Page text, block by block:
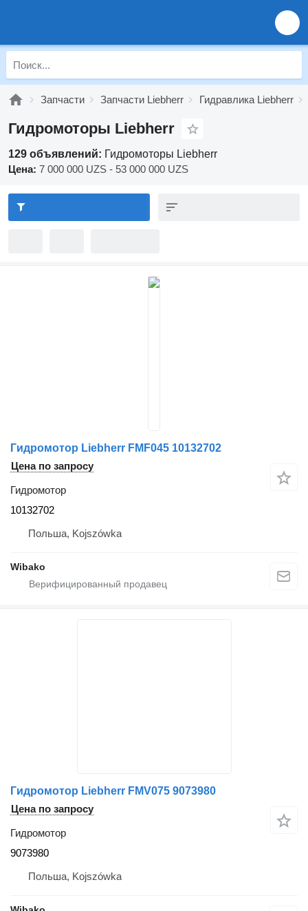
Запчасти Запчасти Liebherr Гидравлика Liebherr
Гидромоторы Liebherr
129 объявлений: Гидромоторы Liebherr
Цена: 7 000 000 UZS - 53 000 000 UZS
Гидромотор Liebherr FMF045 10132702
Цена по запросу
Гидромотор
10132702
Польша, Kojszówka
Wibako
Гидромотор Liebherr FMV075 9073980
Цена по запросу
Гидромотор
9073980
Польша, Kojszówka